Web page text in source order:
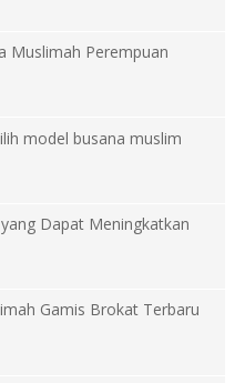
Muslimah Perempuan
model busana muslim
Dapat Meningkatkan
Gamis Brokat Terbaru